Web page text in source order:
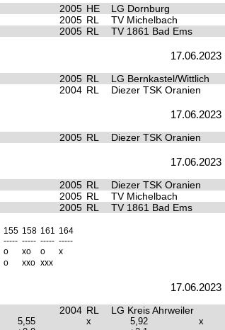
2005 HE LG Dornburg
2005 RL TV Michelbach
2005 RL TV 1861 Bad Ems
17.06.2023
2005 RL LG Bernkastel/Wittlich
2004 RL Diezer TSK Oranien
17.06.2023
2005 RL Diezer TSK Oranien
17.06.2023
2005 RL Diezer TSK Oranien
2005 RL TV Michelbach
2005 RL TV 1861 Bad Ems
155 158 161 164
----- ----- ----- -----
o xo o
x
o xxo xxx
17.06.2023
2004 RL LG Kreis Ahrweiler
5,55 x 5,92
x